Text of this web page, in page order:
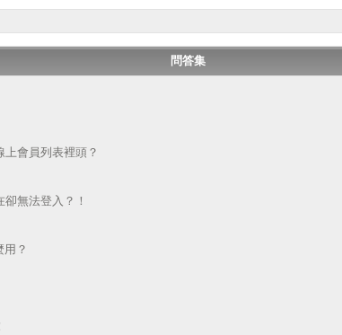
問答集
會員列表裡頭？
無法登入？！
用？